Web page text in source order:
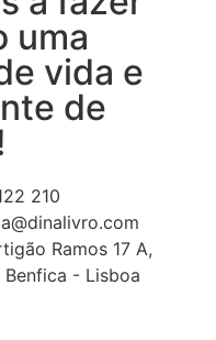
uma
vida e
de
210
Ramos 17 A,
- Lisboa